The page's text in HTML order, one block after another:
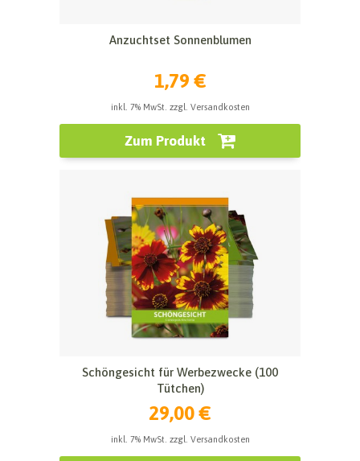
Anzuchtset Sonnenblumen
1,79 €
inkl. 7% MwSt. zzgl. Versandkosten
Zum Produkt
Schöngesicht für Werbezwecke (100
Tütchen)
29,00 €
inkl. 7% MwSt. zzgl. Versandkosten